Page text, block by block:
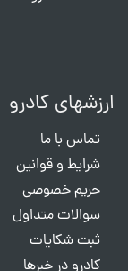
ارزشهای کادرو
تماس با ما
شرایط و قوانین
حریم خصوصی
سوالات متداول
ثبت شکایات
کادرو در خبرها